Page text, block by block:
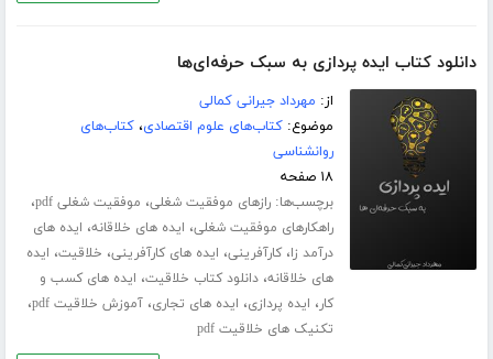
دانلود کتاب ایده پردازی به سبک حرفه‌ای‌ها
از: مهرداد جیرانی کمالی
موضوع:کتاب‌های علوم اقتصادی،کتاب‌های
روانشناسی
۱۸ صفحه
برچسب‌ها:رازهای موفقیت شغلی، موفقیت شغلی pdf ،
راهکارهای موفقیت شغلی، ایده های خلاقانه، ایده های
درآمد زا،کارآفرینی، ایده های کارآفرینی، خلاقیت، ایده
های خلاقانه،دانلود کتاب خلاقیت، ایده های کسب و
کار، ایده پردازی، ایده های تجاری،آموزش خلاقیت pdf ،
تکنیک های خلاقیت pdf